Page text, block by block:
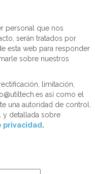
personal que nos
serán tratados por
esta web para responder
sobre nuestros
limitación,
así como el
una autoridad de control.
y detallada sobre
privacidad.